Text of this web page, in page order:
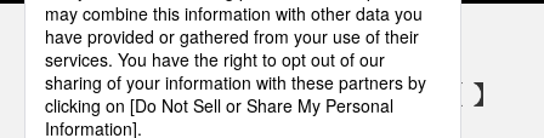
パナソニックの電気設備 SNSアカウント